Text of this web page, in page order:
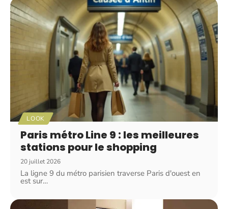
LOOK
Paris métro Line 9 : les meilleures
stations pour le shopping
20 juillet 2026
La ligne 9 du métro parisien traverse Paris d'ouest en
est sur…